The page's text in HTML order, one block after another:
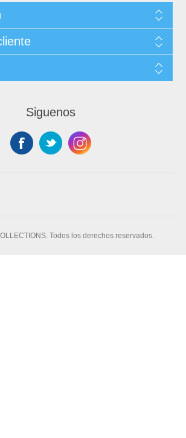
Siguenos
Todos los derechos reservados.